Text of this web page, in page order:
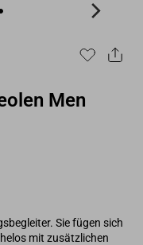
Men
Sie fügen sich
mit zusätzlichen